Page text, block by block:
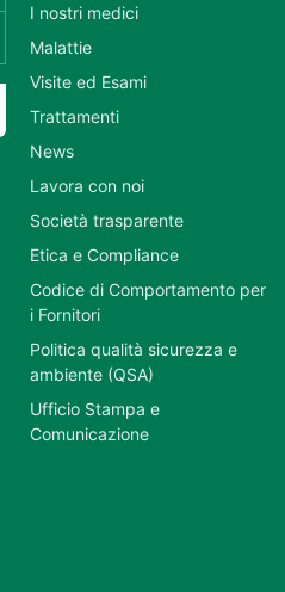
I nostri medici
Malattie
Visite ed Esami
Trattamenti
News
Lavora con noi
Società trasparente
Etica e Compliance
Codice di Comportamento per
i Fornitori
Politica qualità sicurezza e
ambiente (QSA)
Ufficio Stampa e
Comunicazione